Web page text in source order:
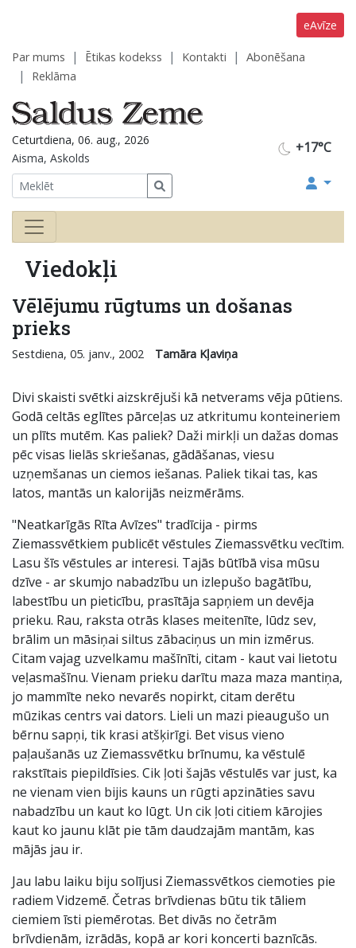
eAvīze
Par mums Ētikas kodekss Kontakti
Abonēšana
Reklāma
+17°C
Ceturtdiena, 06. aug., 2026
Aisma, Askolds
Viedokļi
Vēlējumu rūgtums un došanas
prieks
Sestdiena, 05. janv., 2002 Tamāra Kļaviņa
Divi skaisti svētki aizskrējuši kā netverams vēja pūtiens.
Godā celtās eglītes pārceļas uz atkritumu konteineriem
un plīts mutēm. Kas paliek? Daži mirkļi un dažas domas
pēc visas lielās skriešanas, gādāšanas, viesu
uzņemšanas un ciemos iešanas. Paliek tikai tas, kas
latos, mantās un kalorijās neizmērāms.
"Neatkarīgās Rīta Avīzes" tradīcija - pirms
Ziemassvētkiem publicēt vēstules Ziemassvētku vecītim.
Lasu šīs vēstules ar interesi. Tajās būtībā visa mūsu
dzīve - ar skumjo nabadzību un izlepušo bagātību,
labestību un pieticību, prasītāja sapņiem un devēja
prieku. Rau, raksta otrās klases meitenīte, lūdz sev,
brālim un māsiņai siltus zābaciņus un min izmērus.
Citam vajag uzvelkamu mašīnīti, citam - kaut vai lietotu
veļasmašīnu. Vienam prieku darītu maza maza mantiņa,
jo mammīte neko nevarēs nopirkt, citam derētu
mūzikas centrs vai dators. Lieli un mazi pieaugušo un
bērnu sapņi, tik krasi atšķirīgi. Bet visus vieno
paļaušanās uz Ziemassvētku brīnumu, ka vēstulē
rakstītais piepildīsies. Cik ļoti šajās vēstulēs var just, ka
ne vienam vien bijis kauns un rūgti apzināties savu
nabadzību un kaut ko lūgt. Un cik ļoti citiem kārojies
kaut ko jaunu klāt pie tām daudzajām mantām, kas
mājās jau ir.
Jau labu laiku biju solījusi Ziemassvētkos ciemoties pie
radiem Vidzemē. Četras brīvdienas būtu tik tāliem
ciemiem īsti piemērotas. Bet divās no četrām
brīvdienām, izrādās, kopā ar kori koncerti baznīcās.